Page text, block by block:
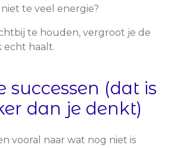
te veel energie?
te houden, vergroot je de
echt haalt.
successen (dat is
dan je denkt)
vooral naar wat nog niet is